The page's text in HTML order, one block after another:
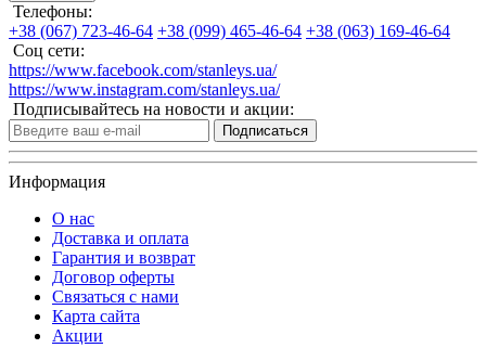
Телефоны:
+38 (067) 723-46-64 +38 (099) 465-46-64 +38 (063) 169-46-64
Соц сети:
https://www.facebook.com/stanleys.ua/
https://www.instagram.com/stanleys.ua/
Подписывайтесь на новости и акции:
Подписаться
Информация
О нас
Доставка и оплата
Гарантия и возврат
Договор оферты
Связаться с нами
Карта сайта
Акции